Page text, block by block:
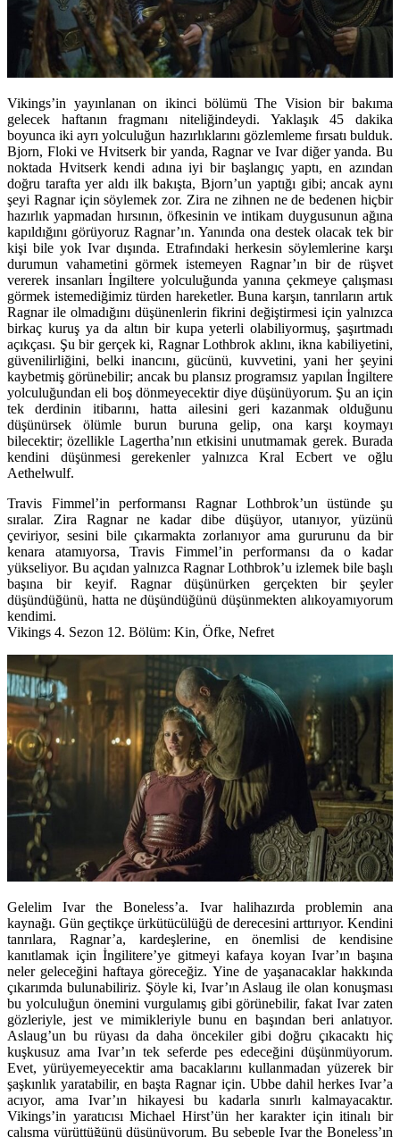
Vikings’in yayınlanan on ikinci bölümü The Vision bir bakıma
gelecek haftanın fragmanı niteliğindeydi. Yaklaşık 45 dakika
boyunca iki ayrı yolculuğun hazırlıklarını gözlemleme fırsatı bulduk.
Bjorn, Floki ve Hvitserk bir yanda, Ragnar ve Ivar diğer yanda. Bu
noktada Hvitserk kendi adına iyi bir başlangıç yaptı, en azından
doğru tarafta yer aldı ilk bakışta, Bjorn’un yaptığı gibi; ancak aynı
şeyi Ragnar için söylemek zor. Zira ne zihnen ne de bedenen hiçbir
hazırlık yapmadan hırsının, öfkesinin ve intikam duygusunun ağına
kapıldığını görüyoruz Ragnar’ın. Yanında ona destek olacak tek bir
kişi bile yok Ivar dışında. Etrafındaki herkesin söylemlerine karşı
durumun vahametini görmek istemeyen Ragnar’ın bir de rüşvet
vererek insanları İngiltere yolculuğunda yanına çekmeye çalışması
görmek istemediğimiz türden hareketler. Buna karşın, tanrıların artık
Ragnar ile olmadığını düşünenlerin fikrini değiştirmesi için yalnızca
birkaç kuruş ya da altın bir kupa yeterli olabiliyormuş, şaşırtmadı
açıkçası. Şu bir gerçek ki, Ragnar Lothbrok aklını, ikna kabiliyetini,
güvenilirliğini, belki inancını, gücünü, kuvvetini, yani her şeyini
kaybetmiş görünebilir; ancak bu plansız programsız yapılan İngiltere
yolculuğundan eli boş dönmeyecektir diye düşünüyorum. Şu an için
tek derdinin itibarını, hatta ailesini geri kazanmak olduğunu
düşünürsek ölümle burun buruna gelip, ona karşı koymayı
bilecektir; özellikle Lagertha’nın etkisini unutmamak gerek. Burada
kendini düşünmesi gerekenler yalnızca Kral Ecbert ve oğlu
Aethelwulf.
Travis Fimmel’in performansı Ragnar Lothbrok’un üstünde şu
sıralar. Zira Ragnar ne kadar dibe düşüyor, utanıyor, yüzünü
çeviriyor, sesini bile çıkarmakta zorlanıyor ama gururunu da bir
kenara atamıyorsa, Travis Fimmel’in performansı da o kadar
yükseliyor. Bu açıdan yalnızca Ragnar Lothbrok’u izlemek bile başlı
başına bir keyif. Ragnar düşünürken gerçekten bir şeyler
düşündüğünü, hatta ne düşündüğünü düşünmekten alıkoyamıyorum
kendimi.
Vikings 4. Sezon 12. Bölüm: Kin, Öfke, Nefret
Gelelim Ivar the Boneless’a. Ivar halihazırda problemin ana
kaynağı. Gün geçtikçe ürkütücülüğü de derecesini arttırıyor. Kendini
tanrılara, Ragnar’a, kardeşlerine, en önemlisi de kendisine
kanıtlamak için İngilitere’ye gitmeyi kafaya koyan Ivar’ın başına
neler geleceğini haftaya göreceğiz. Yine de yaşanacaklar hakkında
çıkarımda bulunabiliriz. Şöyle ki, Ivar’ın Aslaug ile olan konuşması
bu yolculuğun önemini vurgulamış gibi görünebilir, fakat Ivar zaten
gözleriyle, jest ve mimikleriyle bunu en başından beri anlatıyor.
Aslaug’un bu rüyası da daha öncekiler gibi doğru çıkacaktı hiç
kuşkusuz ama Ivar’ın tek seferde pes edeceğini düşünmüyorum.
Evet, yürüyemeyecektir ama bacaklarını kullanmadan yüzerek bir
şaşkınlık yaratabilir, en başta Ragnar için. Ubbe dahil herkes Ivar’a
acıyor, ama Ivar’ın hikayesi bu kadarla sınırlı kalmayacaktır.
Vikings’in yaratıcısı Michael Hirst’ün her karakter için itinalı bir
çalışma yürüttüğünü düşünüyorum. Bu sebeple Ivar the Boneless’ın